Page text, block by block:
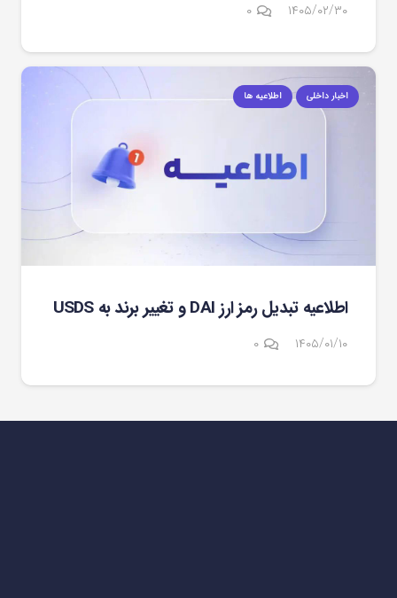
۱۴۰۵/۰۲/۳۰ ۰
اخبار داخلی اطلاعیه ها
اطلاعیه تبدیل رمز ارز DAI و تغییر برند به USDS
۱۴۰۵/۰۱/۱۰ ۰